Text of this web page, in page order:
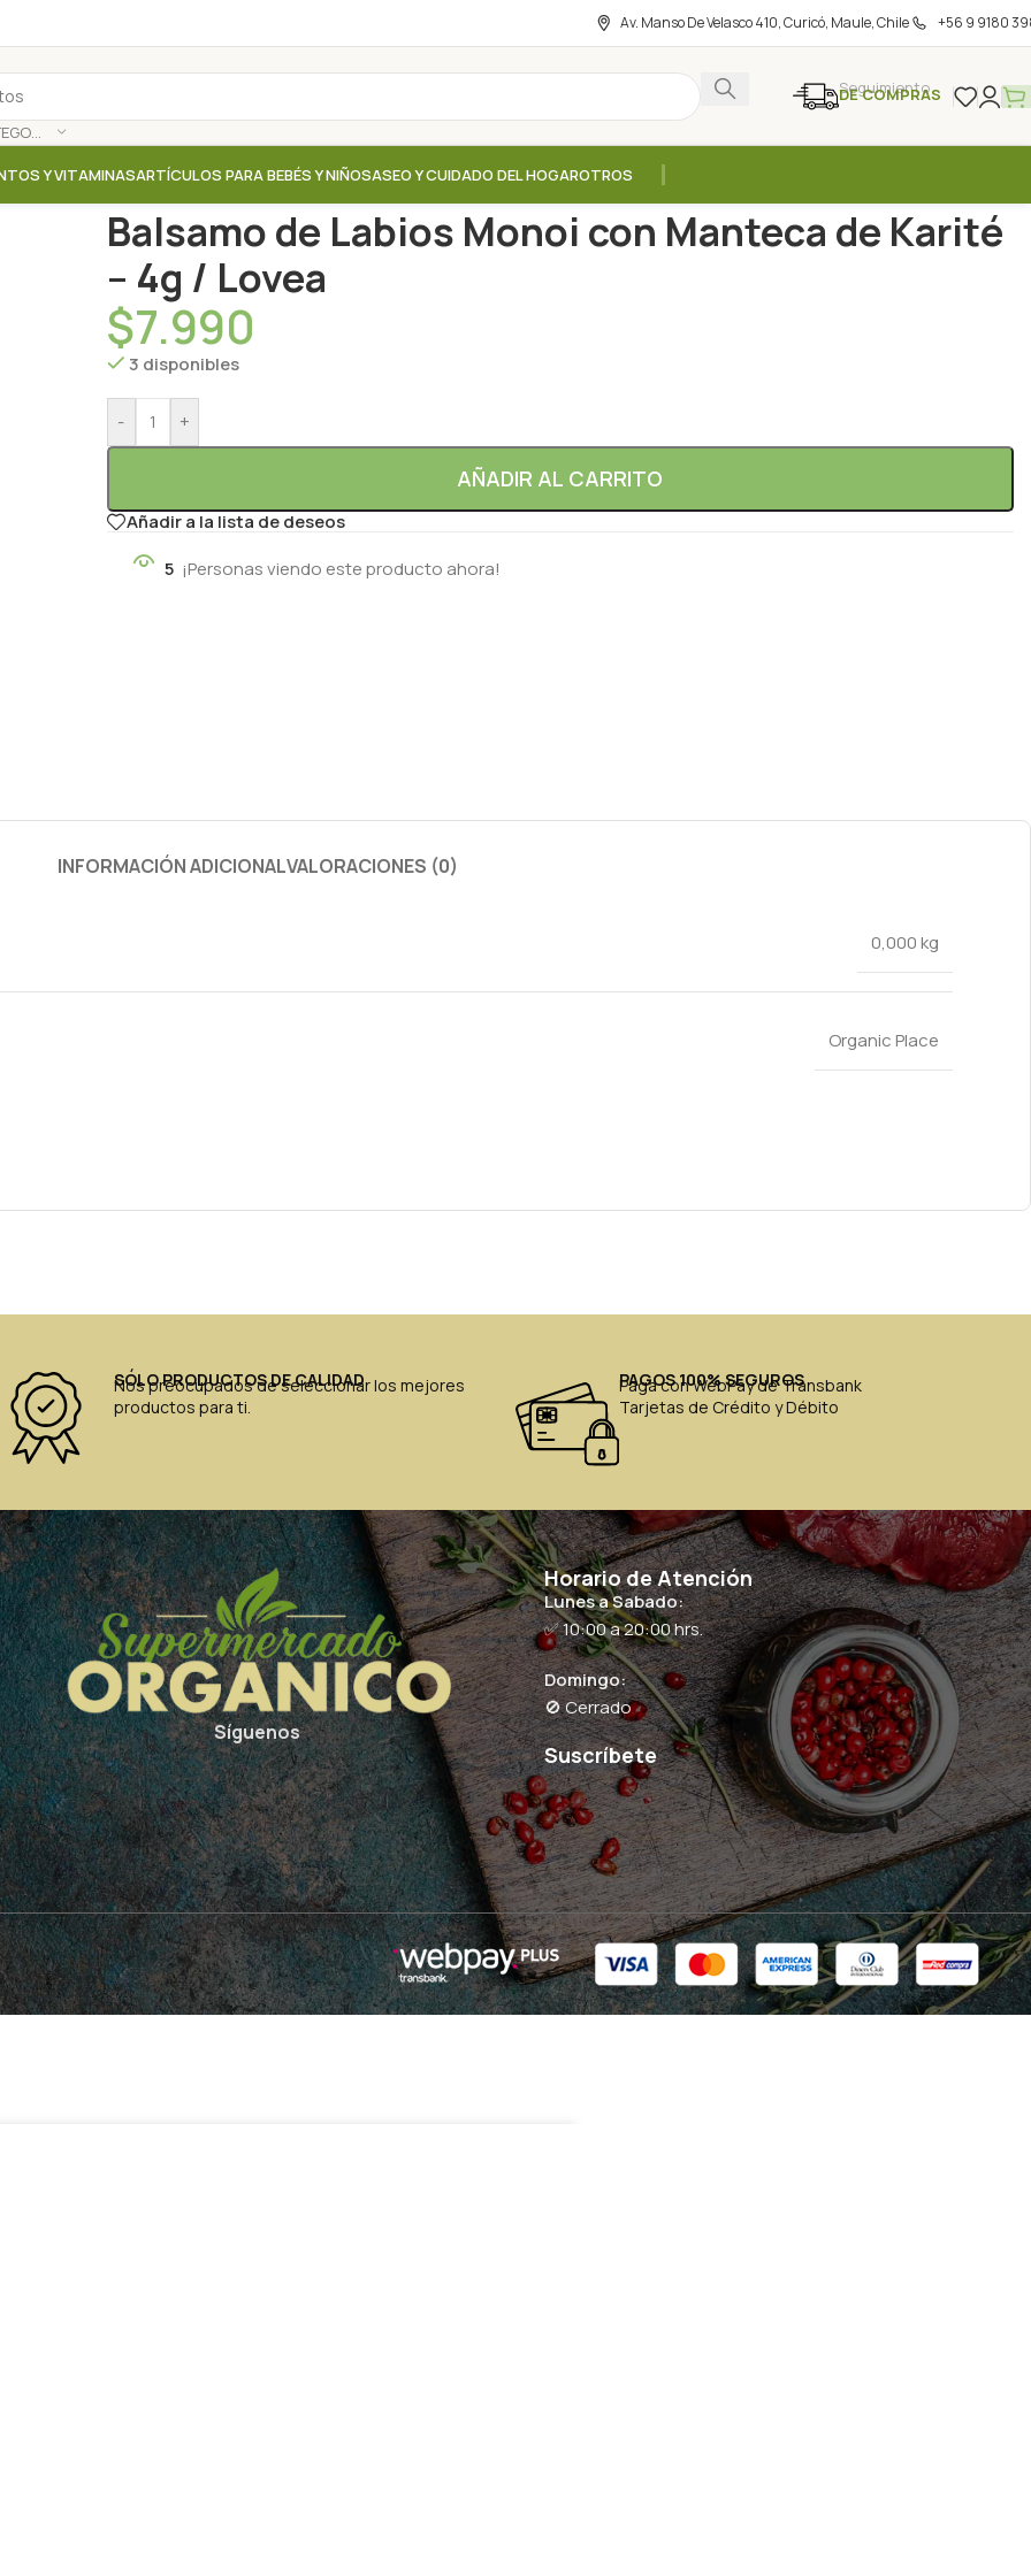
Av. Manso De Velasco 410, Curicó, Maule, Chile +56 9 9180
SELECCIONAR CATEGORÍA
Seguimiento
DE COMPRAS
Y VITAMINASARTÍCULOS PARA BEBÉS Y NIÑOSASEO Y CUIDADO DEL HOGAROTROS
Balsamo de Labios Monoi con Manteca de Karité
– 4g / Lovea
$7.990
3 disponibles
- +
AÑADIR AL CARRITO
Añadir a la lista de deseos
5 ¡Personas viendo este producto ahora!
INFORMACIÓN ADICIONALVALORACIONES (0)
0,000 kg
Organic Place
SÓLO PRODUCTOS DE CALIDAD
Nos preocupados de seleccionar los mejores
productos para ti.
PAGOS 100% SEGUROS
Paga con WebPay de Transbank
Tarjetas de Crédito y Débito
Síguenos
Horario de Atención
Lunes a Sabado:
✅ 10:00 a 20:00 hrs.
Domingo:
🚫 Cerrado
Suscríbete